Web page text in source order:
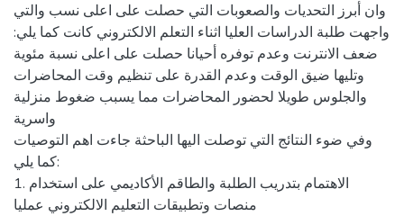
وان أبرز التحديات والصعوبات التي حصلت على اعلى نسب والتي
واجهت طلبة الدراسات العليا اثناء التعلم الالكتروني كانت كما يلي:
ضعف الانترنت وعدم توفره أحيانا حصلت على اعلى نسبة مئوية
وتليها ضيق الوقت وعدم القدرة على تنظيم وقت المحاضرات
والجلوس طويلا لحضور المحاضرات مما يسبب ضغوط منزلية
واسرية
وفي ضوء النتائج التي توصلت اليها الباحثة جاءت اهم التوصيات
كما يلي:
1. الاهتمام بتدريب الطلبة والطاقم الأكاديمي على استخدام
منصات وتطبيقات التعليم الالكتروني عمليا